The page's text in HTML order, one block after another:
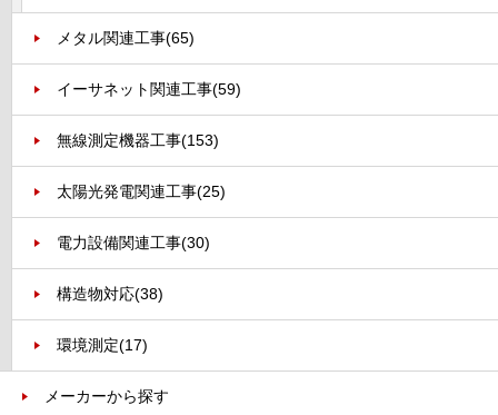
メタル関連工事(65)
イーサネット関連工事(59)
無線測定機器工事(153)
太陽光発電関連工事(25)
電力設備関連工事(30)
構造物対応(38)
環境測定(17)
メーカーから探す